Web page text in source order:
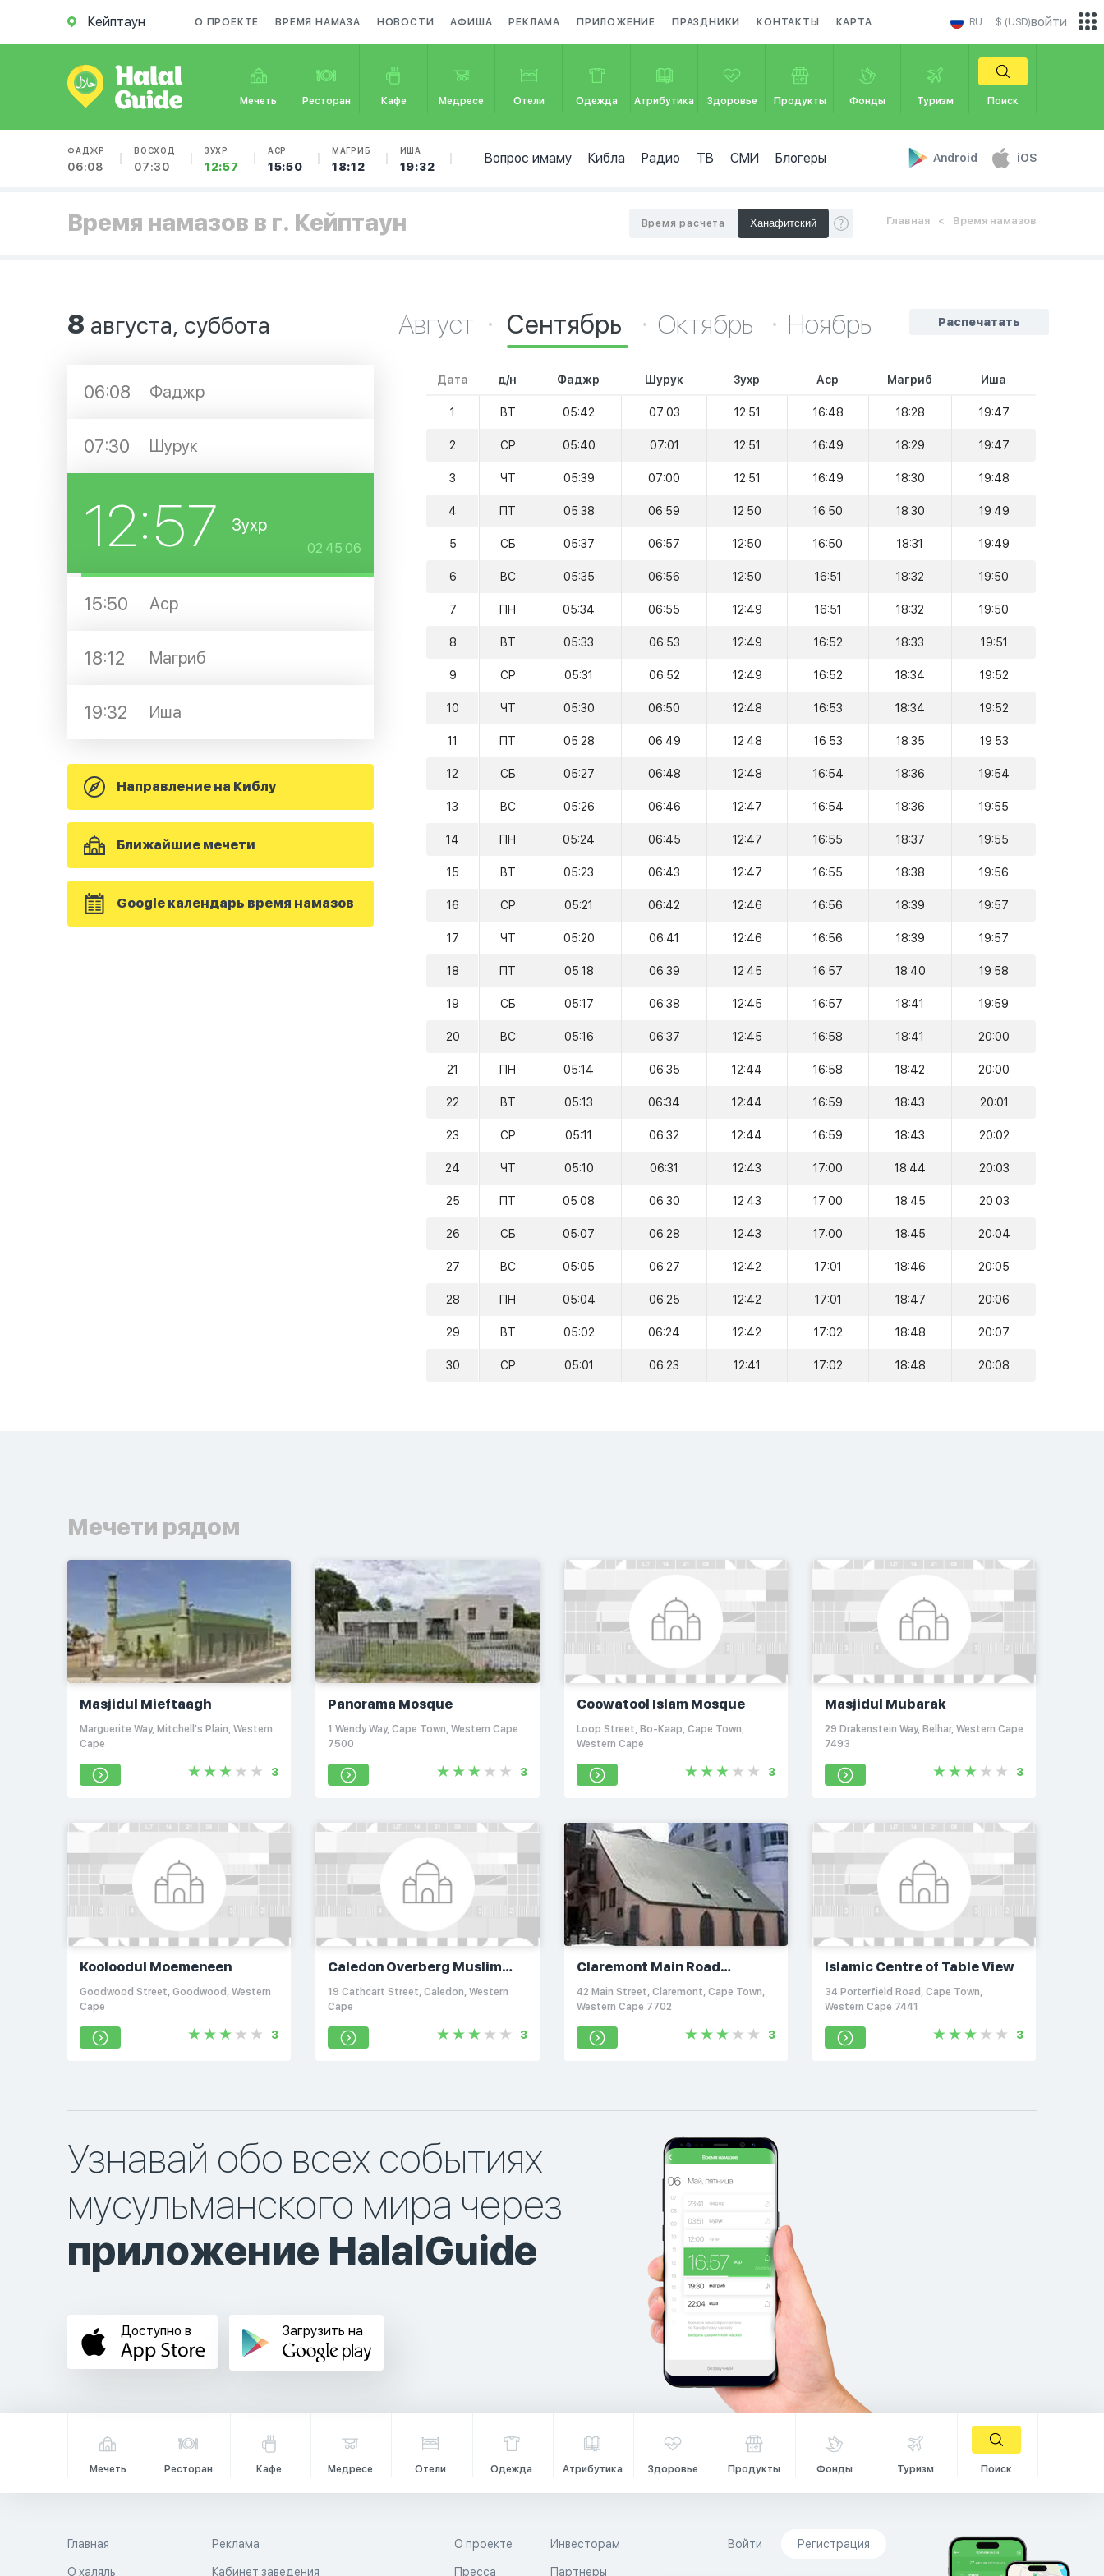
Кейптаун О ПРОЕКТЕ ВРЕМЯ НАМАЗА НОВОСТИ АФИША РЕКЛАМА ПРИЛОЖЕНИЕ ПРАЗДНИКИ КОНТАКТЫ КАРТА RU $ (USD)
Мечеть Ресторан Кафе Медресе Отели Одежда Атрибутика Здоровье Продукты Фонды Туризм Поиск
ФАДЖР
06:08
ВОСХОД
07:30
ЗУХР
12:57
АСР
15:50
МАГРИБ
18:12
ИША
19:32
Вопрос имаму Кибла Радио ТВ СМИ Блогеры Android iOS
войти
Время намазов в г. Кейптаун Главная Время намазов
Время расчета
8 августа, суббота
06:08 Фаджр
07:30 Шурук
12:57 Зухр
02:45:05
15:50 Аср
18:12 Магриб
19:32 Иша
Направление на Киблу
Ближайшие мечети
Google календарь время намазов
Распечатать
Август Сентябрь Октябрь Ноябрь
Дата д/н Фаджр Шурук Зухр Аср Магриб Иша
1 ВТ 05:42 07:03 12:51 16:48 18:28 19:47
2 СР 05:40 07:01 12:51 16:49 18:29 19:47
3 ЧТ 05:39 07:00 12:51 16:49 18:30 19:48
4 ПТ 05:38 06:59 12:50 16:50 18:30 19:49
5 СБ 05:37 06:57 12:50 16:50 18:31 19:49
6 ВС 05:35 06:56 12:50 16:51 18:32 19:50
7 ПН 05:34 06:55 12:49 16:51 18:32 19:50
8 ВТ 05:33 06:53 12:49 16:52 18:33 19:51
9 СР 05:31 06:52 12:49 16:52 18:34 19:52
10 ЧТ 05:30 06:50 12:48 16:53 18:34 19:52
11 ПТ 05:28 06:49 12:48 16:53 18:35 19:53
12 СБ 05:27 06:48 12:48 16:54 18:36 19:54
13 ВС 05:26 06:46 12:47 16:54 18:36 19:55
14 ПН 05:24 06:45 12:47 16:55 18:37 19:55
15 ВТ 05:23 06:43 12:47 16:55 18:38 19:56
16 СР 05:21 06:42 12:46 16:56 18:39 19:57
17 ЧТ 05:20 06:41 12:46 16:56 18:39 19:57
18 ПТ 05:18 06:39 12:45 16:57 18:40 19:58
19 СБ 05:17 06:38 12:45 16:57 18:41 19:59
20 ВС 05:16 06:37 12:45 16:58 18:41 20:00
21 ПН 05:14 06:35 12:44 16:58 18:42 20:00
22 ВТ 05:13 06:34 12:44 16:59 18:43 20:01
23 СР 05:11 06:32 12:44 16:59 18:43 20:02
24 ЧТ 05:10 06:31 12:43 17:00 18:44 20:03
25 ПТ 05:08 06:30 12:43 17:00 18:45 20:03
26 СБ 05:07 06:28 12:43 17:00 18:45 20:04
27 ВС 05:05 06:27 12:42 17:01 18:46 20:05
28 ПН 05:04 06:25 12:42 17:01 18:47 20:06
29 ВТ 05:02 06:24 12:42 17:02 18:48 20:07
30 СР 05:01 06:23 12:41 17:02 18:48 20:08
Мечети рядом
Masjidul Mieftaagh
Marguerite Way, Mitchell's Plain, Western
Cape
3
Panorama Mosque
1 Wendy Way, Cape Town, Western Cape
7500
3
Coowatool Islam Mosque
Loop Street, Bo-Kaap, Cape Town,
Western Cape
3
Masjidul Mubarak
29 Drakenstein Way, Belhar, Western Cape
7493
3
Kooloodul Moemeneen
Goodwood Street, Goodwood, Western
Cape
3
Caledon Overberg Muslim
Society
19 Cathcart Street, Caledon, Western
Cape
3
Claremont Main Road
Mosque
42 Main Street, Claremont, Cape Town,
Western Cape 7702
3
Islamic Centre of Table View
34 Porterfield Road, Cape Town,
Western Cape 7441
3
Узнавай обо всех событиях
мусульманского мира через
приложение HalalGuide
Доступно в Загрузить на
Мечеть Ресторан Кафе Медресе Отели Одежда Атрибутика Здоровье Продукты Фонды Туризм Поиск
Главная
О халяль
Реклама
Кабинет заведения
О проекте
Пресса
Инвесторам
Партнеры
Войти Регистрация